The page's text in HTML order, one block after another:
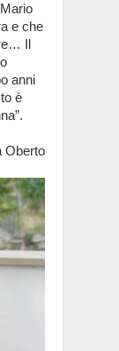
e che
Il
anni
è
Oberto